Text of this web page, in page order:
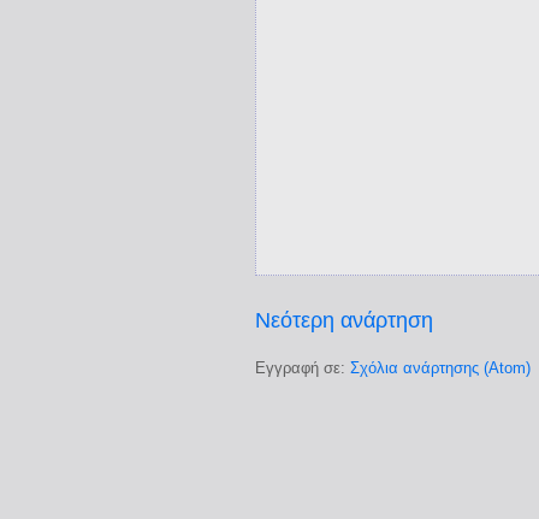
Νεότερη ανάρτηση
Εγγραφή σε: Σχόλια ανάρτησης (Atom)